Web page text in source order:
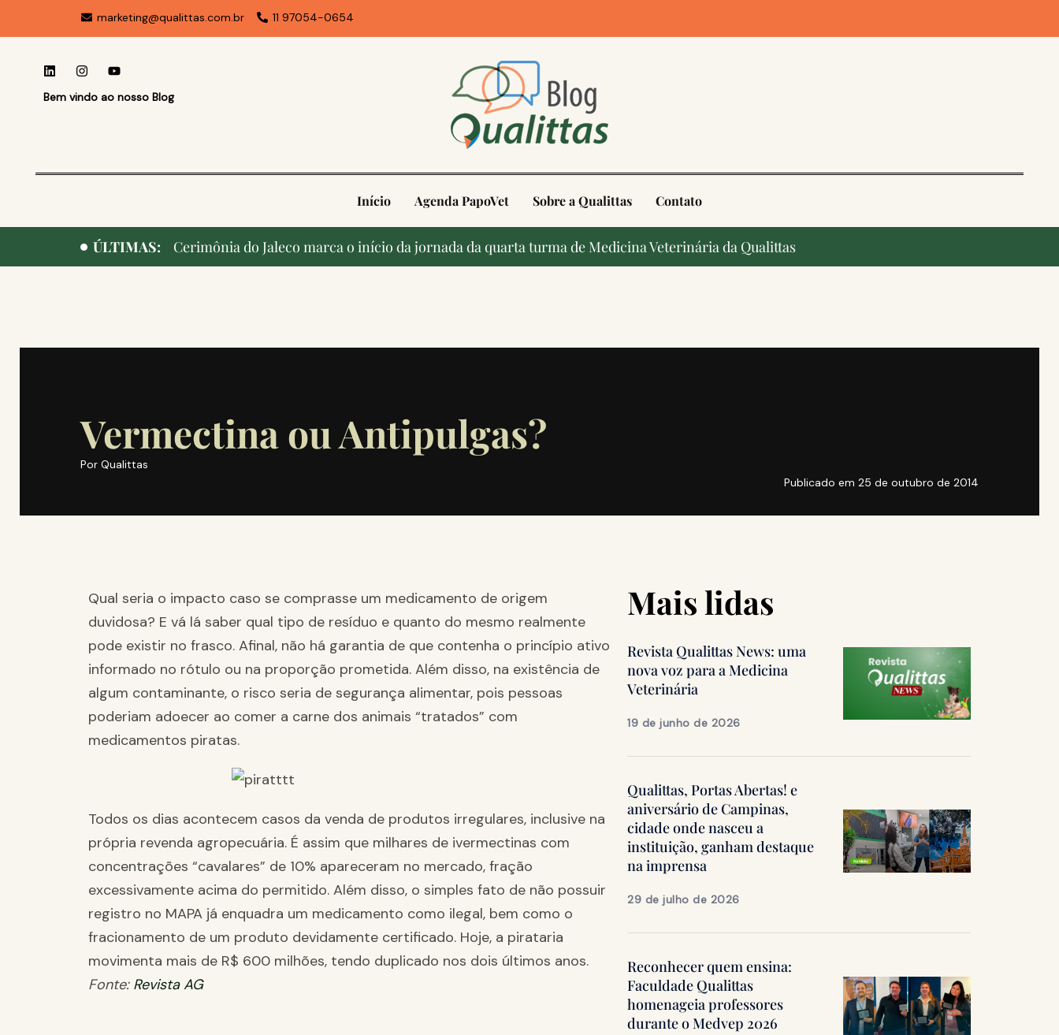
marketing@qualittas.com.br 11 97054-0654
Bem vindo ao nosso Blog
Início Agenda PapoVet Sobre a Qualittas Contato
ÚLTIMAS: Cerimônia do Jaleco marca o início da jornada da quarta turma de Medicina Veterinária da Qualittas
Vermectina ou Antipulgas?
Por Qualittas
Publicado em 25 de outubro de 2014
Qual seria o impacto caso se comprasse um medicamento de origem
duvidosa? E vá lá saber qual tipo de resíduo e quanto do mesmo realmente
pode existir no frasco. Afinal, não há garantia de que contenha o princípio ativo
informado no rótulo ou na proporção prometida. Além disso, na existência de
algum contaminante, o risco seria de segurança alimentar, pois pessoas
poderiam adoecer ao comer a carne dos animais “tratados” com
medicamentos piratas.
Todos os dias acontecem casos da venda de produtos irregulares, inclusive na
própria revenda agropecuária. É assim que milhares de ivermectinas com
concentrações “cavalares” de 10% apareceram no mercado, fração
excessivamente acima do permitido. Além disso, o simples fato de não possuir
registro no MAPA já enquadra um medicamento como ilegal, bem como o
fracionamento de um produto devidamente certificado. Hoje, a pirataria
movimenta mais de R$ 600 milhões, tendo duplicado nos dois últimos anos.
Fonte: Revista AG
Mais lidas
Revista Qualittas News: uma
nova voz para a Medicina
Veterinária
19 de junho de 2026
Qualittas, Portas Abertas! e
aniversário de Campinas,
cidade onde nasceu a
instituição, ganham destaque
na imprensa
29 de julho de 2026
Reconhecer quem ensina:
Faculdade Qualittas
homenageia professores
durante o Medvep 2026